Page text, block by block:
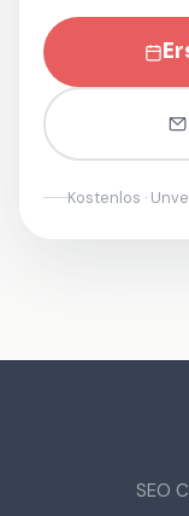
Kostenlos ·
SEO